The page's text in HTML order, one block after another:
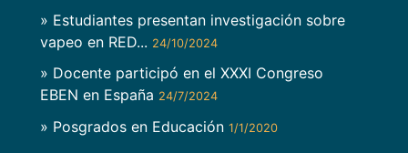
» Estudiantes presentan investigación sobre
vapeo en RED... 24/10/2024
» Docente participó en el XXXI Congreso
EBEN en España 24/7/2024
» Posgrados en Educación 1/1/2020